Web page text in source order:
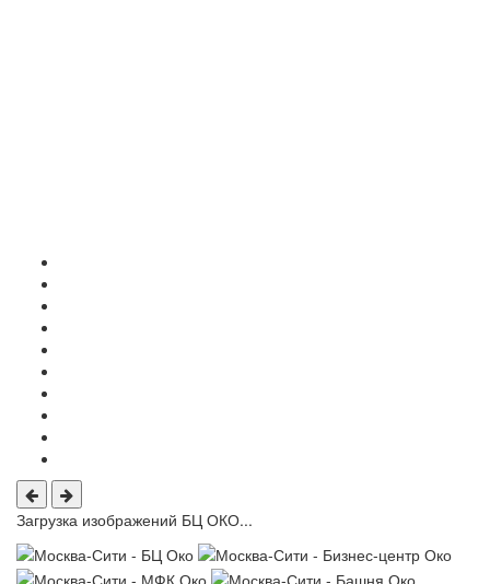
Загрузка изображений БЦ ОКО...